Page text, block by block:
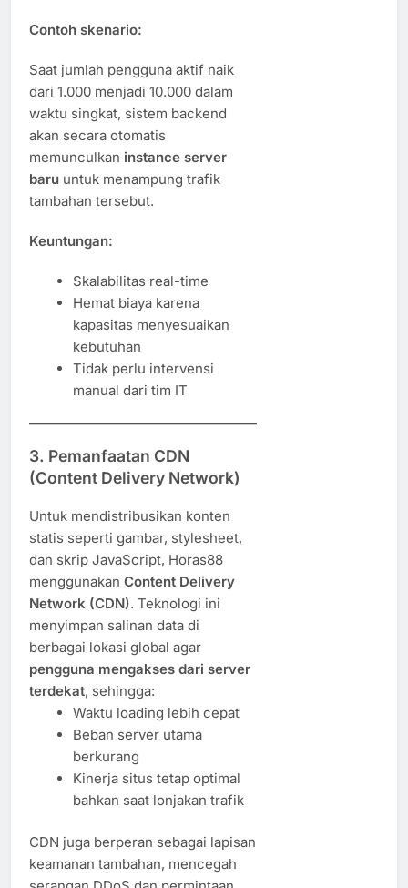
Contoh skenario:
Saat jumlah pengguna aktif naik
dari 1.000 menjadi 10.000 dalam
waktu singkat, sistem backend
akan secara otomatis
memunculkan instance server
baru untuk menampung trafik
tambahan tersebut.
Keuntungan:
Skalabilitas real-time
Hemat biaya karena
kapasitas menyesuaikan
kebutuhan
Tidak perlu intervensi
manual dari tim IT
3. Pemanfaatan CDN
(Content Delivery Network)
Untuk mendistribusikan konten
statis seperti gambar, stylesheet,
dan skrip JavaScript, Horas88
menggunakan Content Delivery
Network (CDN). Teknologi ini
menyimpan salinan data di
berbagai lokasi global agar
pengguna mengakses dari server
terdekat, sehingga:
Waktu loading lebih cepat
Beban server utama
berkurang
Kinerja situs tetap optimal
bahkan saat lonjakan trafik
CDN juga berperan sebagai lapisan
keamanan tambahan, mencegah